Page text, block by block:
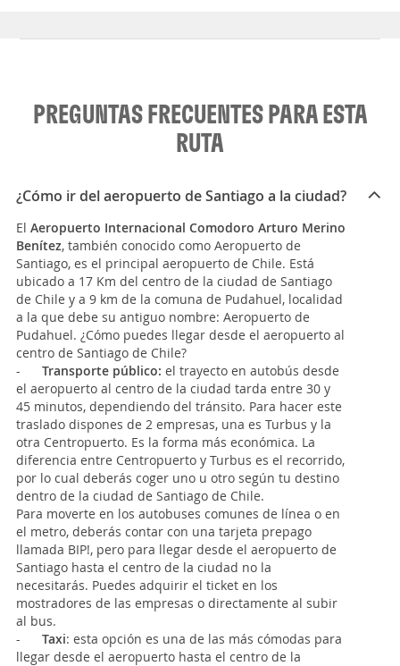
PREGUNTAS FRECUENTES PARA ESTA
RUTA
¿Cómo ir del aeropuerto de Santiago a la ciudad?
El Aeropuerto Internacional Comodoro Arturo Merino
Bení­tez, también conocido como Aeropuerto de
Santiago, es el principal aeropuerto de Chile. Está
ubicado a 17 Km del centro de la ciudad de Santiago
de Chile y a 9 km de la comuna de Pudahuel, localidad
a la que debe su antiguo nombre: Aeropuerto de
Pudahuel. ¿Cómo puedes llegar desde el aeropuerto al
centro de Santiago de Chile?
-
Transporte público: el trayecto en autobús desde
el aeropuerto al centro de la ciudad tarda entre 30 y
45 minutos, dependiendo del tránsito. Para hacer este
traslado dispones de 2 empresas, una es Turbus y la
otra Centropuerto. Es la forma más económica. La
diferencia entre Centropuerto y Turbus es el recorrido,
por lo cual deberás coger uno u otro según tu destino
dentro de la ciudad de Santiago de Chile.
Para moverte en los autobuses comunes de línea o en
el metro, deberás contar con una tarjeta prepago
llamada BIP!, pero para llegar desde el aeropuerto de
Santiago hasta el centro de la ciudad no la
necesitarás. Puedes adquirir el ticket en los
mostradores de las empresas o directamente al subir
al bus.
- Taxi: esta opción es una de las más cómodas para
llegar desde el aeropuerto hasta el centro de la